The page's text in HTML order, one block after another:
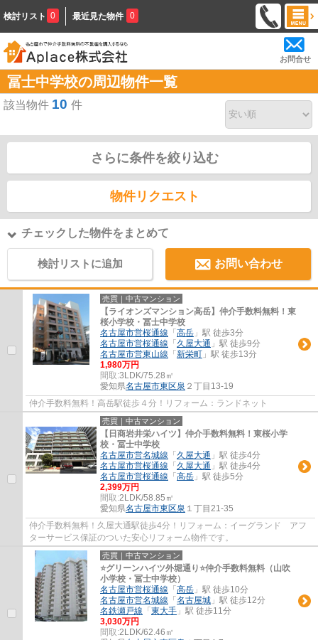
検討リスト 0 最近見た物件 0
お問合せ
冨士中学校の周辺物件一覧
該当物件 10 件
さらに条件を絞り込む
物件リクエスト
チェックした物件をまとめて
検討リストに追加 お問い合わせ
売買｜中古マンション
【ライオンズマンション高岳】仲介手数料無料！東
桜小学校・冨士中学校
名古屋市営桜通線 「 高岳 」駅 徒歩3分
名古屋市営桜通線 「 久屋大通 」駅 徒歩9分
名古屋市営東山線 「 新栄町 」駅 徒歩13分
1,980万円
間取:3LDK/75.28㎡
愛知県名古屋市東区泉 ２丁目13-19
仲介手数料無料！高岳駅徒歩４分！リフォーム：ランドネット
売買｜中古マンション
【日商岩井栄ハイツ】仲介手数料無料！東桜小学
校・冨士中学校
名古屋市営名城線 「 久屋大通 」駅 徒歩4分
名古屋市営桜通線 「 久屋大通 」駅 徒歩4分
名古屋市営桜通線 「 高岳 」駅 徒歩5分
2,399万円
間取:2LDK/58.85㎡
愛知県名古屋市東区泉 １丁目21-35
仲介手数料無料！久屋大通駅徒歩4分！リフォーム：イーグランド アフ
ターサービス保証のついた安心リフォーム物件です。
売買｜中古マンション
⭐グリーンハイツ外堀通り⭐仲介手数料無料（山吹
小学校・冨士中学校）
名古屋市営桜通線 「 高岳 」駅 徒歩10分
名古屋市営名城線 「 名古屋城 」駅 徒歩12分
名鉄瀬戸線 「 東大手 」駅 徒歩11分
3,030万円
間取:2LDK/62.46㎡